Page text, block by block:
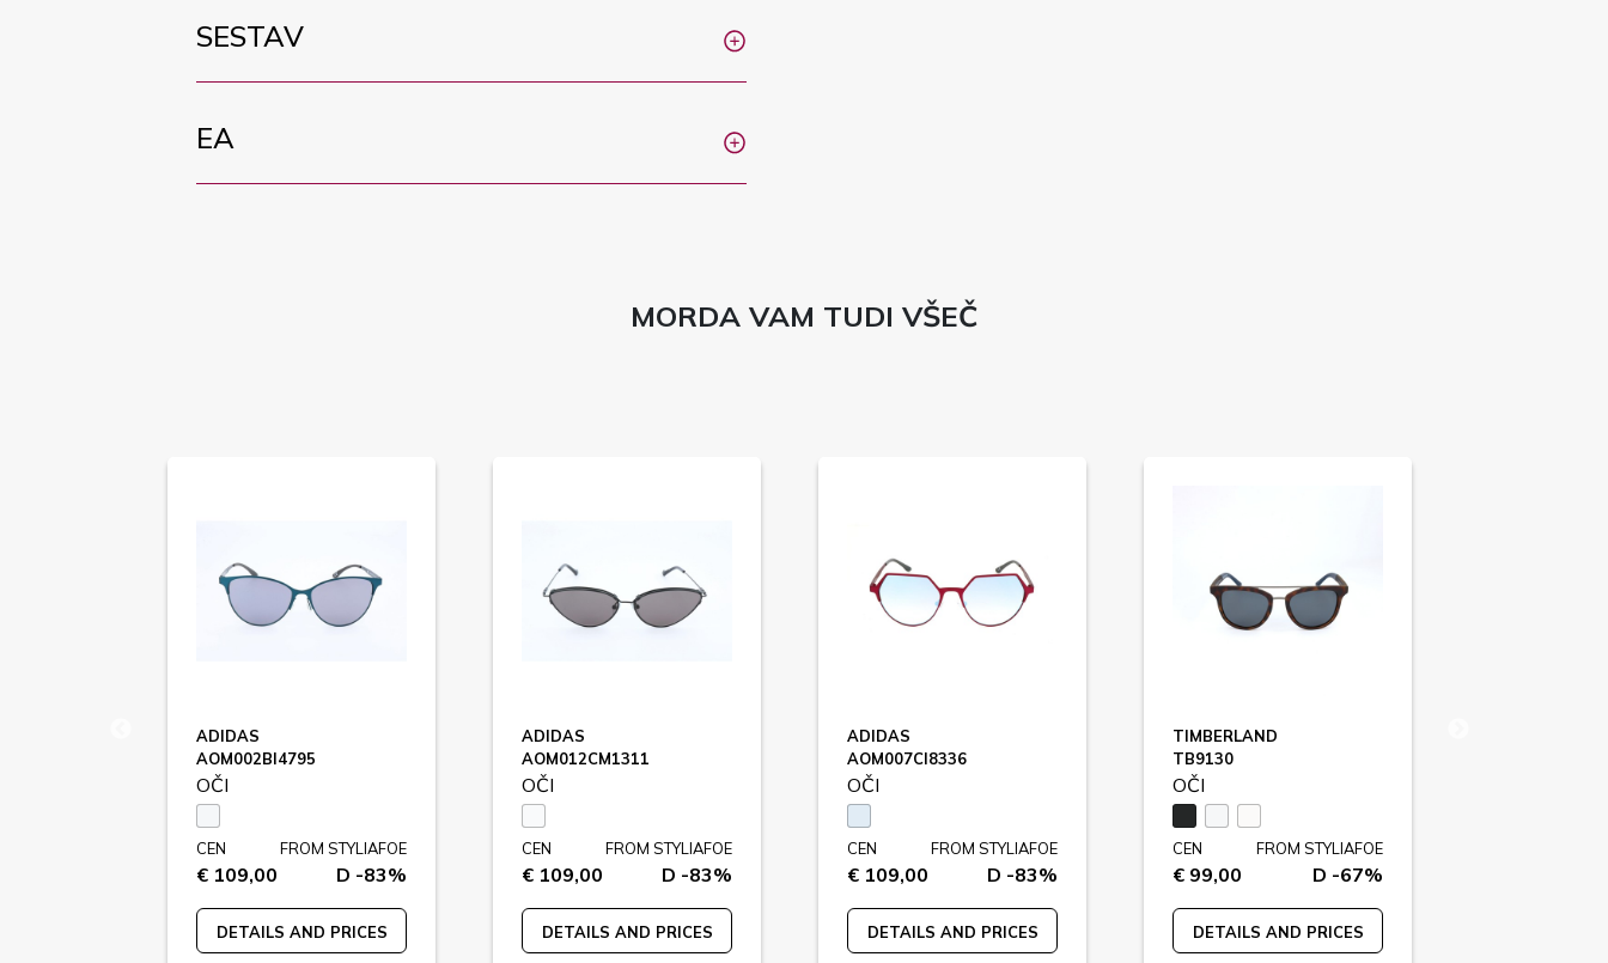
SESTAV
EA
MORDA VAM TUDI VŠEČ
ADIDAS
AOM002BI4795
OČI
CEN
€ 109,00
FROM STYLIAFOE
D -83%
DETAILS AND PRICES
ADIDAS
AOM012CM1311
OČI
CEN
€ 109,00
FROM STYLIAFOE
D -83%
DETAILS AND PRICES
ADIDAS
AOM007CI8336
OČI
CEN
€ 109,00
FROM STYLIAFOE
D -83%
DETAILS AND PRICES
TIMBERLAND
TB9130
OČI
CEN
€ 99,00
FROM STYLIAFOE
D -67%
DETAILS AND PRICES